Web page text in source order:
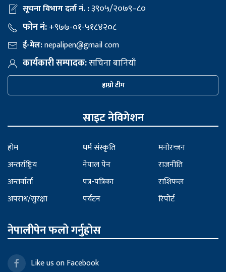
सूचना विभाग दर्ता नं. :३९०५/२०७९–८०
फोन नं:+९७७-०१-५१८४२०८
ई-मेल:nepalipen@gmail com
कार्यकारी सम्पादक:सचिना बानियाँ
हाम्रो टीम
साइट नेविगेशन
होम
अन्तर्राष्ट्रिय
अन्तर्वार्ता
अपराध/सुरक्षा
धर्म संस्कृति
नेपाल पेन
पत्र-पत्रिका
पर्यटन
मनोरन्जन
राजनीति
राशिफल
रिपोर्ट
नेपालीपेन फलो गर्नुहोस
Like us on Facebook